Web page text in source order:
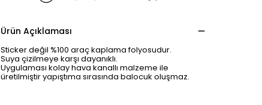
Ürün Açıklaması
Sticker değil %100 araç kaplama folyosudur.
Suya çizilmeye karşı dayanıklı.
Uygulaması kolay hava kanallı malzeme ile
üretilmiştir yapıştıma sırasında balocuk oluşmaz.